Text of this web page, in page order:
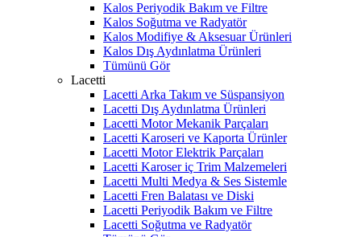
Kalos Periyodik Bakım ve Filtre
Kalos Soğutma ve Radyatör
Kalos Modifiye & Aksesuar Ürünleri
Kalos Dış Aydınlatma Ürünleri
Tümünü Gör
Lacetti
Lacetti Arka Takım ve Süspansiyon
Lacetti Dış Aydınlatma Ürünleri
Lacetti Motor Mekanik Parçaları
Lacetti Karoseri ve Kaporta Ürünler
Lacetti Motor Elektrik Parçaları
Lacetti Karoser iç Trim Malzemeleri
Lacetti Multi Medya & Ses Sistemle
Lacetti Fren Balatası ve Diski
Lacetti Periyodik Bakım ve Filtre
Lacetti Soğutma ve Radyatör